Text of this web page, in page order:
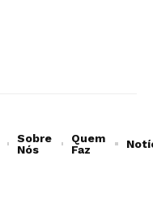
Sobre
Nós
Quem
Faz